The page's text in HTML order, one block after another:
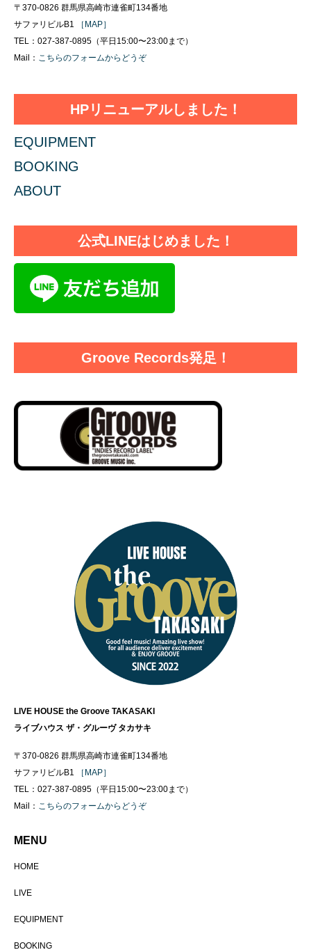
〒370-0826 群馬県高崎市連雀町134番地
サファリビルB1
［MAP］
TEL：027-387-0895（平日15:00〜23:00まで）
Mail： こちらのフォームからどうぞ
HPリニューアルしました！
EQUIPMENT
BOOKING
ABOUT
公式LINEはじめました！
Groove Records発足！
LIVE HOUSE the Groove TAKASAKI
ライブハウス ザ・グルーヴ タカサキ
〒370-0826 群馬県高崎市連雀町134番地
サファリビルB1
［MAP］
TEL：027-387-0895（平日15:00〜23:00まで）
Mail： こちらのフォームからどうぞ
MENU
HOME
LIVE
EQUIPMENT
BOOKING